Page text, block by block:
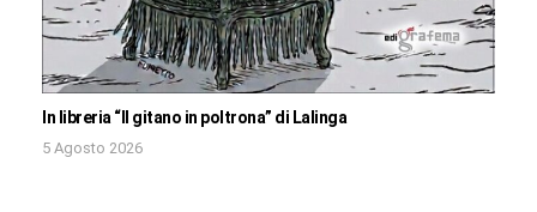
In libreria “Il gitano in poltrona” di Lalinga
5 Agosto 2026